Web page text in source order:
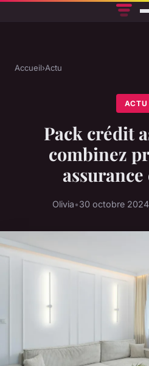
Accueil›Actu
ACTU
Pack crédit
combinez
Olivia•30 octobre 2024